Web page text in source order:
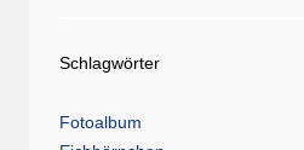
Schlagwörter
Fotoalbum